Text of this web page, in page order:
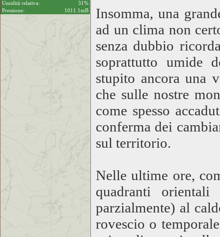
Umidità relativa:
31%
Pressione:
1011.1mB
Insomma, una
ad un clima non
senza dubbio
soprattutto umide
stupito ancora una
che sulle nostre
come spesso
conferma dei
sul territorio.
Nelle ultime ore,
quadranti
parzialmente) al
rovescio o